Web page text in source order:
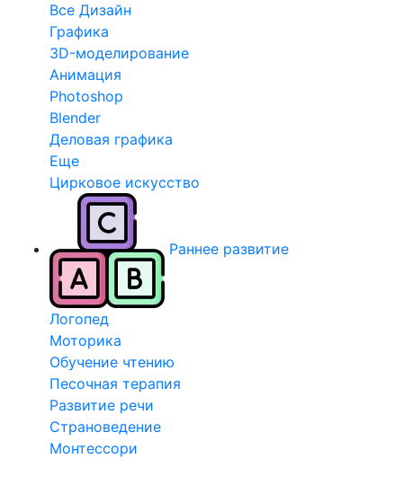
Все Дизайн
Графика
3D-моделирование
Анимация
Photoshop
Blender
Деловая графика
Еще
Цирковое искусство
Раннее развитие
Логопед
Моторика
Обучение чтению
Песочная терапия
Развитие речи
Страноведение
Монтессори